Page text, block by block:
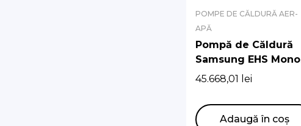
POMPE DE CĂLDURĂ AER-
APĂ
Pompă de Căldură
Samsung EHS Mono
R290 cu Hydro Unit
de circulatie)
AE200DNWMPK/EU,
45.668,01 lei
Adaugă în coș